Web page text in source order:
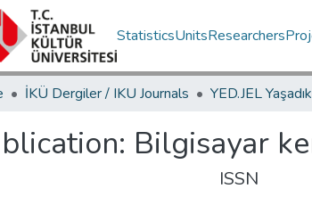
StatisticsUnitsResearchers
İKÜ Dergiler / IKU Journals
Bilgisayar
ISSN